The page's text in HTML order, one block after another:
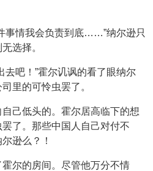
事情我会负责到底……”纳尔逊只
选择。
去吧！”霍尔讥讽的看了眼纳尔
里的可怜虫罢了。
己低头的。霍尔居高临下的想
了。那些中国人自己对付不
逊么？！
尔的房间。尽管他万分不情